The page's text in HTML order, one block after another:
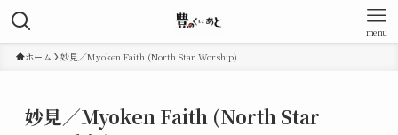
menu
ホーム 妙見／Myoken Faith (North Star Worship)
妙見／Myoken Faith (North Star